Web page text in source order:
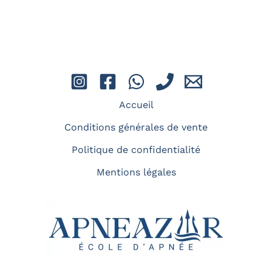
Entraînements
Vous êtes déjà passionné par l'apnée et
sécurisée et optimale ? Les
entraînements sont là pour vous !
En savoir plus
Accueil
Conditions générales de vente
Politique de confidentialité
Mentions légales